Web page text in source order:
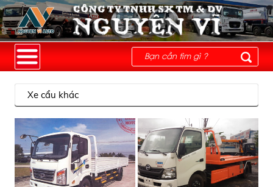
Xe cẩu khác